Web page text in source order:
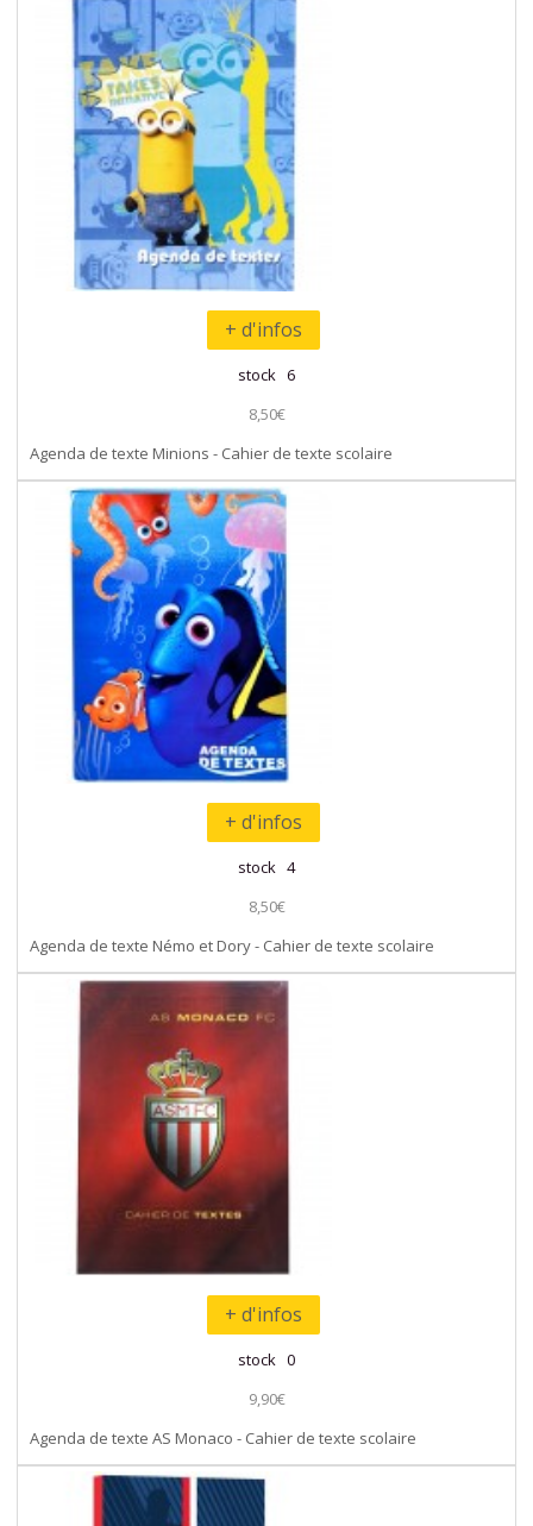
+ d'infos
stock 6
8,50€
Agenda de texte Minions - Cahier de texte scolaire
+ d'infos
stock 4
8,50€
Agenda de texte Némo et Dory - Cahier de texte scolaire
+ d'infos
stock 0
9,90€
Agenda de texte AS Monaco - Cahier de texte scolaire